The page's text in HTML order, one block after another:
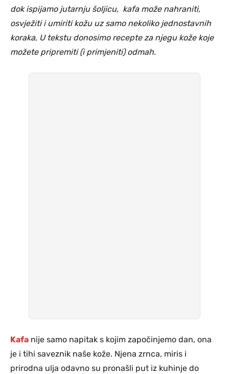
dok ispijamo jutarnju šoljicu, kafa može nahraniti,
osvježiti i umiriti kožu uz samo nekoliko jednostavnih
koraka, U tekstu donosimo recepte za njegu kože koje
možete pripremiti (i primjeniti) odmah.
Kafa nije samo napitak s kojim započinjemo dan, ona
je i tihi saveznik naše kože. Njena zrnca, miris i
prirodna ulja odavno su pronašli put iz kuhinje do